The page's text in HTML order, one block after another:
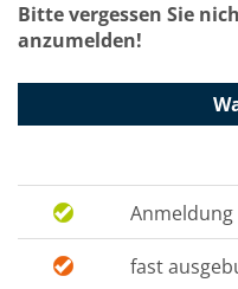
Bitte vergessen Sie
anzumelden!
fast